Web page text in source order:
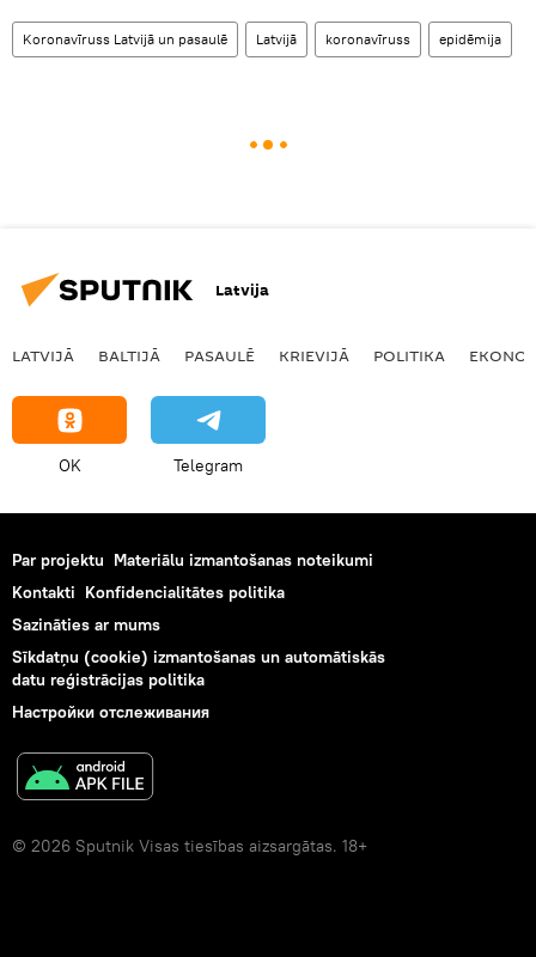
Koronavīruss Latvijā un pasaulē Latvijā koronavīruss epidēmija
Latvija
LATVIJĀ BALTIJĀ PASAULĒ KRIEVIJĀ POLITIKA
OK Telegram
Par projektu Materiālu izmantošanas noteikumi
Kontakti Konfidencialitātes politika
Sazināties ar mums
Sīkdatņu (cookie) izmantošanas un automātiskās
datu reģistrācijas politika
Настройки отслеживания
© 2026 Sputnik Visas tiesības aizsargātas. 18+